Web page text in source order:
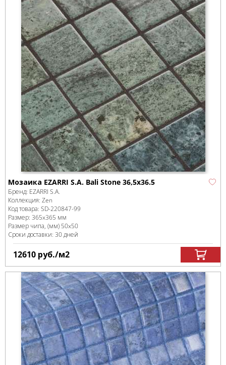
Мозаика EZARRI S.A. Bali Stone 36,5x36.5
Бренд: EZARRI S.A.
Коллекция: Zen
Код товара: SD-220847-99
Размер: 365x365 мм
Размер чипа, (мм) 50x50
Сроки доставки: 30 дней
12610 руб./м2